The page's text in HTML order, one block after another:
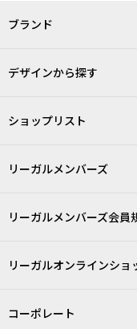
ブランド
デザインから探す
ショップリスト
リーガルメンバーズ
リーガルメンバーズ会員
リーガルオンラインショ
コーポレート